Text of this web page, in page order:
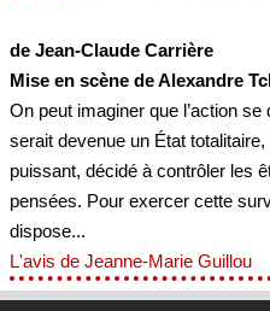
de Jean-Claude Carrière
Mise en scène de Alexandre
On peut imaginer que l’action se
serait devenue un État
puissant, décidé à contrôler les
pensées. Pour exercer cette
dispose...
L'avis de Jeanne-Marie Guillou